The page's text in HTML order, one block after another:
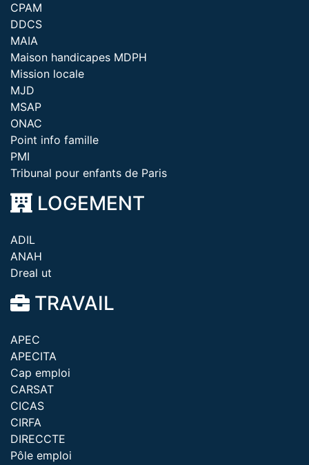
CPAM
DDCS
MAIA
Maison handicapes MDPH
Mission locale
MJD
MSAP
ONAC
Point info famille
PMI
Tribunal pour enfants de Paris
LOGEMENT
ADIL
ANAH
Dreal ut
TRAVAIL
APEC
APECITA
Cap emploi
CARSAT
CICAS
CIRFA
DIRECCTE
Pôle emploi